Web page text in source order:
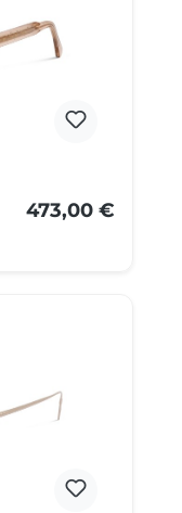
473,00 €